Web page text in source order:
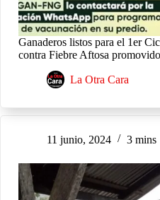
Ganaderos listos para el 1er
contra Fiebre Aftosa
La Otra Cara
11 junio, 2024 3 mins